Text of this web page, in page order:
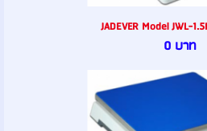
JADEVER Model JWL-
0 บาท